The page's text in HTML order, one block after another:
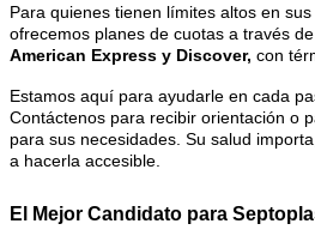
Para quienes tienen límites altos en
ofrecemos planes de cuotas a través de
American Express y Discover, con
Estamos aquí para ayudarle en cada
Contáctenos para recibir orientación o
para sus necesidades. Su salud
a hacerla accesible.
El Mejor Candidato para